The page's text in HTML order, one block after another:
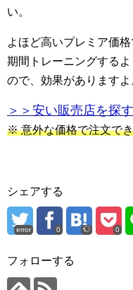
い。
よほど高いプレミア価
期間トレーニングする
ので、効果がありますよ
＞＞安い販売店を探
※ 意外な価格で注文で
シェアする
error 0 0
フォローする